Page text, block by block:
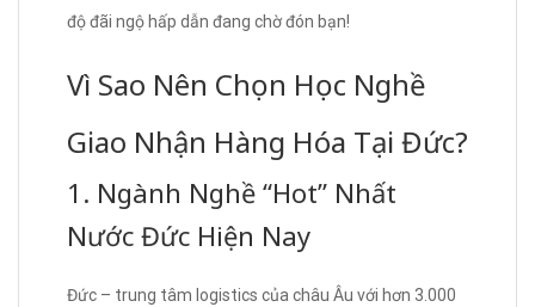
độ đãi ngộ hấp dẫn đang chờ đón bạn!
Vì Sao Nên Chọn Học Nghề
Giao Nhận Hàng Hóa Tại Đức?
1. Ngành Nghề “Hot” Nhất
Nước Đức Hiện Nay
Đức – trung tâm logistics của châu Âu với hơn 3.000